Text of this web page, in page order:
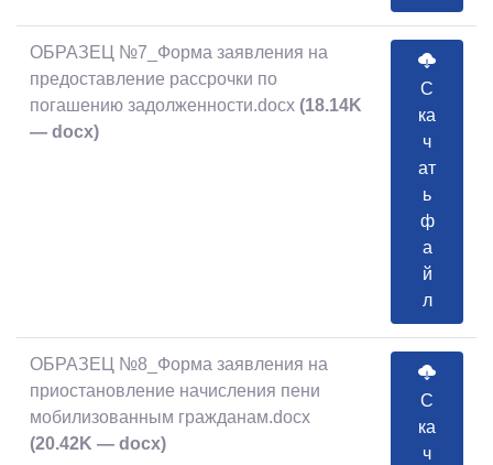
ОБРАЗЕЦ №7_Форма заявления на
предоставление рассрочки по
погашению задолженности.docx (18.14K
— docx)
С
ка
ч
ат
ь
ф
а
й
л
ОБРАЗЕЦ №8_Форма заявления на
приостановление начисления пени
мобилизованным гражданам.docx
(20.42K — docx)
С
ка
ч